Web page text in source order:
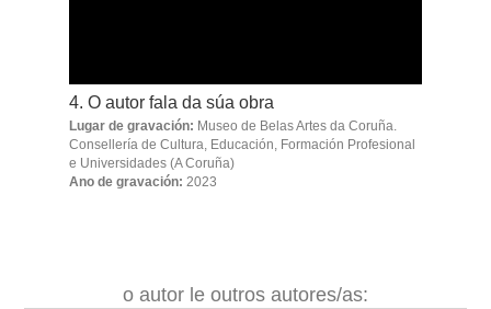
4. O autor fala da súa obra
Lugar de gravación: Museo de Belas Artes da Coruña.
Consellería de Cultura, Educación, Formación Profesional
e Universidades(A Coruña)
Ano de gravación: 2023
o autor le outros autores/as: